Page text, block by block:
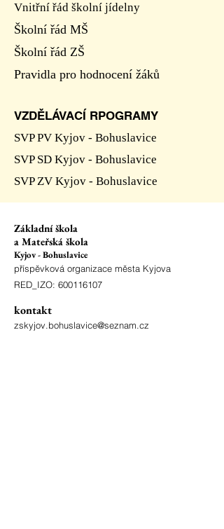
Vnitřní řád školní jídelny
Školní řád MŠ
Školní řád ZŠ
Pravidla pro hodnocení žáků
VZDĚLÁVACÍ RPOGRAMY
SVP PV Kyjov - Bohuslavice
SVP SD Kyjov - Bohuslavice
SVP ZV Kyjov - Bohuslavice
Základní škola
a Mateřská škola
Kyjov - Bohuslavice
příspěvková organizace města Kyjova
RED_IZO: 600116107
kontakt
zskyjov.bohuslavice@seznam.cz